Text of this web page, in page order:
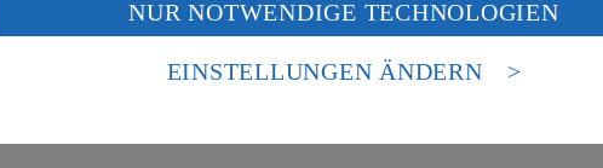
dass deine Daten in den USA verarbeitet werden. Der EuGH sieht die USA als
nach europäischen Standards nicht angemessenen Datenschutzniveau an. Es
eines Zugriffs durch US-amerikanische Behörden.
NUR NOTWENDIGE TECHNOLOGIEN
EINSTELLUNGEN ÄNDERN